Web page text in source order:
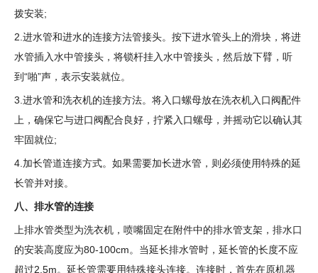
拨安装;
2.进水管和进水的连接方法管接头。按下进水管头上的滑块，将进
水管插入水中管接头，将锁杆挂入水中管接头，然后放下臂，听
到“啪”声，表示安装就位。
3.进水管和洗衣机的连接方法。将入口螺母放在洗衣机入口阀配件
上，确保它与进口阀配合良好，拧紧入口螺母，并摇动它以确认其
牢固就位;
4.加长管道连接方式。如果需要加长进水管，则必须使用特殊的延
长管并对接。
八、排水管的连接
上排水管类型为洗衣机，喷嘴固定在附件中的排水管支架，排水口
的安装高度应为80-100cm。当延长排水管时，延长管的长度不应
超过2.5m。延长管需要用特殊接头连接。连接时，首先在原机器